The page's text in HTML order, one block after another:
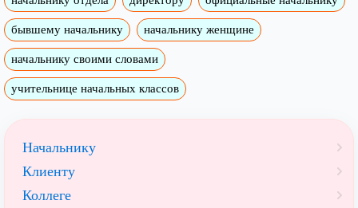
бывшему начальнику начальнику женщине
начальнику своими словами
учительнице начальных классов
Начальнику
Клиенту
Коллеге